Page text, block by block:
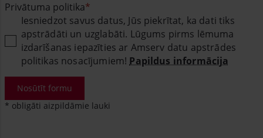
Privātuma politika
Iesniedzot savus datus, Jūs piekrītat, ka dati tiks
apstrādāti un uzglabāti. Lūgums pirms lēmuma
izdarīšanas iepazīties ar Amserv datu apstrādes
politikas nosacījumiem! Papildus informācija
Nosūtīt formu
* obligāti aizpildāmie lauki